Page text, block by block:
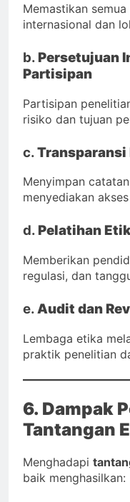
Memastikan
internasional dan
b. Persetujuan
Partisipan
Partisipan
risiko dan tujuan
c.Transparansi
Menyimpan
menyediakan
d. Pelatihan
Memberikan
regulasi, dan
e.Audit dan
Lembaga etika
praktik penelitian
6. Dampak
Tantangan
Menghadapi
baik menghasilkan: